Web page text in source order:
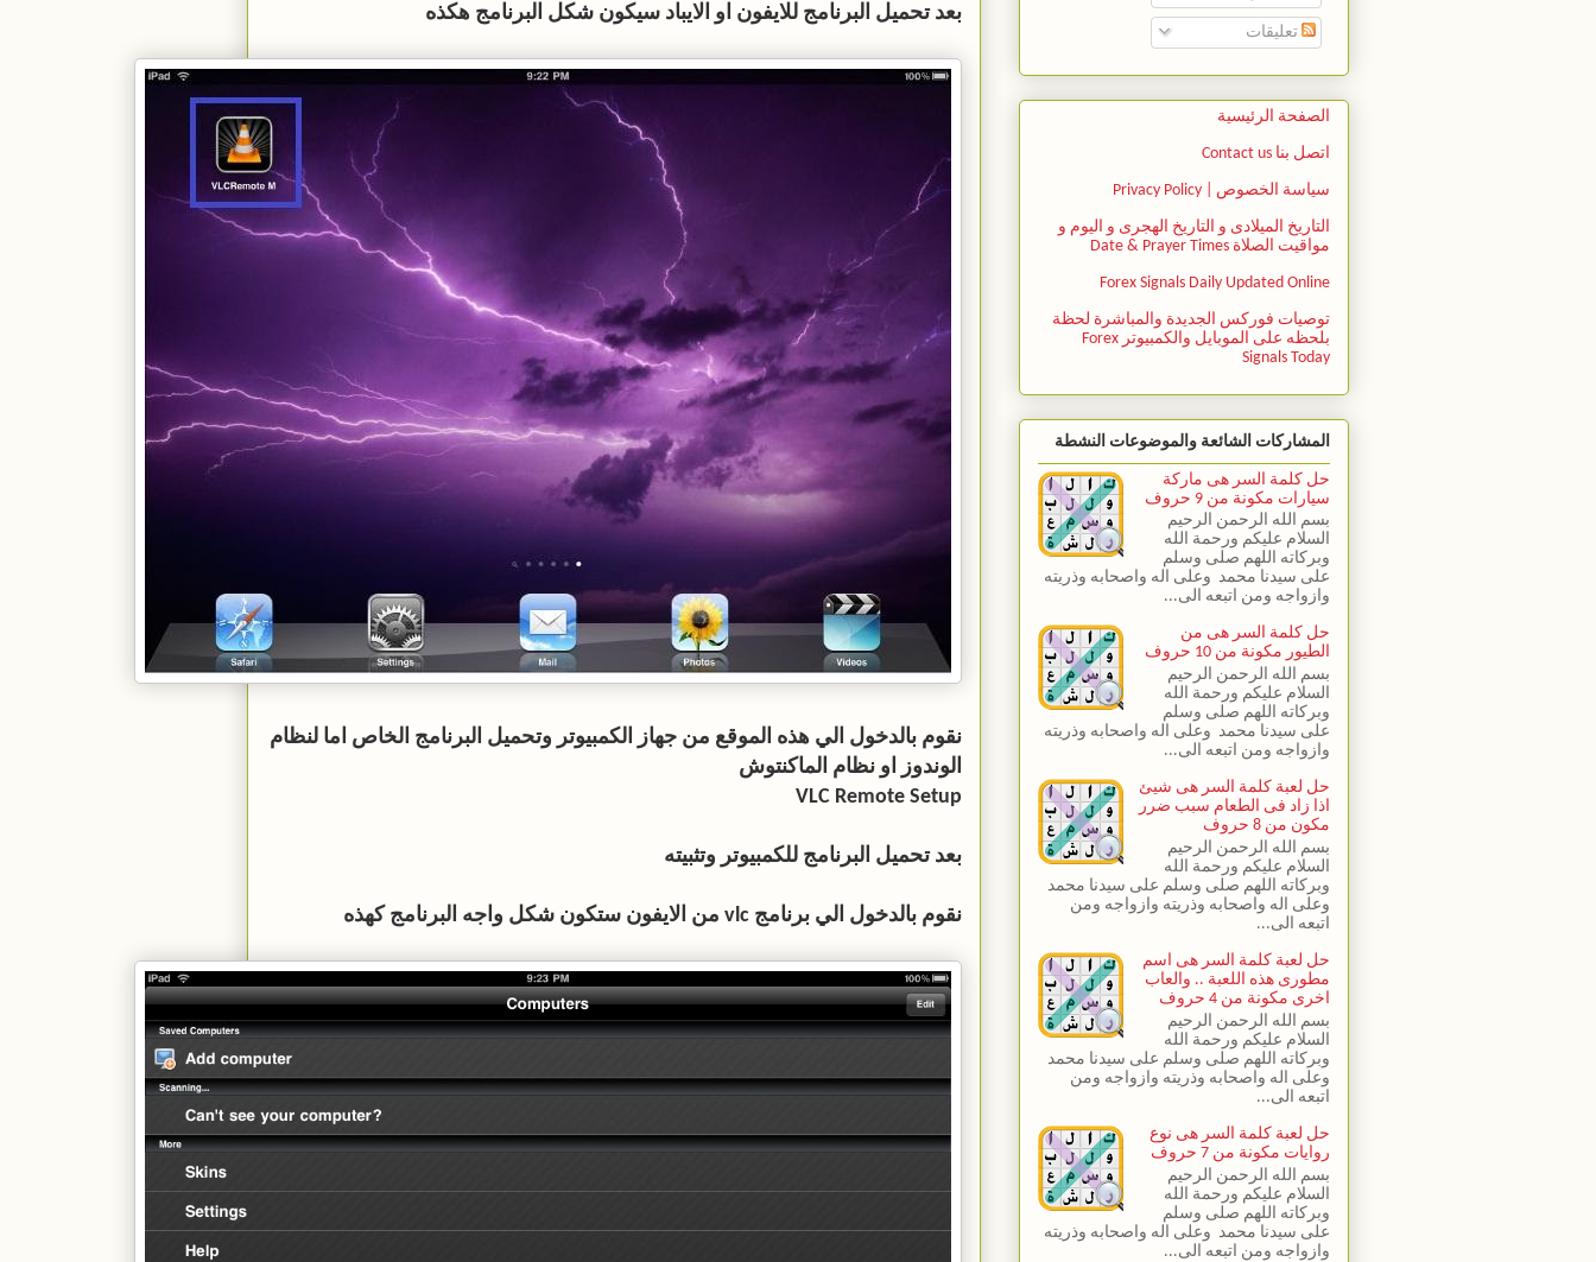
بعد تحميل البرنامج للايفون او الايباد سيكون شكل البرنامج هكذه
نقوم بالدخول الي هذه الموقع من جهاز الكمبيوتر وتحميل البرنامج الخاص اما لنظام
الوندوز او نظام الماكنتوش
VLC Remote Setup
بعد تحميل البرنامج للكمبيوتر وتثبيته
نقوم بالدخول الي برنامج vlc من الايفون ستكون شكل واجه البرنامج كهذه
تعليقات
الصفحة الرئيسية
اتصل بنا Contact us
سياسة الخصوص | Privacy Policy
التاريخ الميلادى و التاريخ الهجرى و اليوم و
مواقيت الصلاة Date & Prayer Times
Forex Signals Daily Updated Online
توصيات فوركس الجديدة والمباشرة لحظة
بلحظه على الموبايل والكمبيوتر Forex
Signals Today
المشاركات الشائعة والموضوعات النشطة
حل كلمة السر هى ماركة
سيارات مكونة من 9 حروف
بسم الله الرحمن الرحيم
السلام عليكم ورحمة الله
وبركاته اللهم صلى وسلم
على سيدنا محمد وعلى اله واصحابه وذريته
وازواجه ومن اتبعه الى...
حل كلمة السر هى من
الطيور مكونة من 10 حروف
بسم الله الرحمن الرحيم
السلام عليكم ورحمة الله
وبركاته اللهم صلى وسلم
على سيدنا محمد وعلى اله واصحابه وذريته
وازواجه ومن اتبعه الى...
حل لعبة كلمة السر هى شيئ
اذا زاد فى الطعام سبب ضرر
مكون من 8 حروف
بسم الله الرحمن الرحيم
السلام عليكم ورحمة الله
وبركاته اللهم صلى وسلم على سيدنا محمد
وعلى اله واصحابه وذريته وازواجه ومن
اتبعه الى...
حل لعبة كلمة السر هى اسم
مطورى هذه اللعبة .. والعاب
اخرى مكونة من 4 حروف
بسم الله الرحمن الرحيم
السلام عليكم ورحمة الله
وبركاته اللهم صلى وسلم على سيدنا محمد
وعلى اله واصحابه وذريته وازواجه ومن
اتبعه الى...
حل لعبة كلمة السر هى نوع
روايات مكونة من 7 حروف
بسم الله الرحمن الرحيم
السلام عليكم ورحمة الله
وبركاته اللهم صلى وسلم
على سيدنا محمد وعلى اله واصحابه وذريته
وازواجه ومن اتبعه الى...